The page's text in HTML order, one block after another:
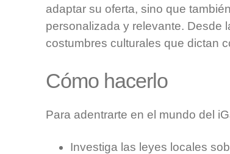
adaptar su oferta, sino que
personalizada y relevante. Desde
costumbres culturales que dictan
Cómo hacerlo
Para adentrarte en el mundo del
Investiga las leyes locales